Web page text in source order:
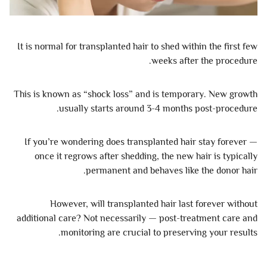
It is normal for transplanted hair to shed within the first few
weeks after the procedure.
This is known as “shock loss” and is temporary. New growth
usually starts around 3-4 months post-procedure.
If you’re wondering does transplanted hair stay forever —
once it regrows after shedding, the new hair is typically
permanent and behaves like the donor hair.
However, will transplanted hair last forever without
additional care? Not necessarily — post-treatment care and
monitoring are crucial to preserving your results.